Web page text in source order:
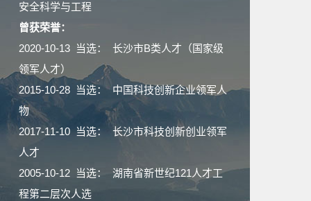
安全科学与工程
曾获荣誉：
2020-10-13 当选： 长沙市B类人才（国家级
领军人才）
2015-10-28 当选： 中国科技创新企业领军人
物
2017-11-10 当选： 长沙市科技创新创业领军
人才
2005-10-12 当选： 湖南省新世纪121人才工
程第二层次人选